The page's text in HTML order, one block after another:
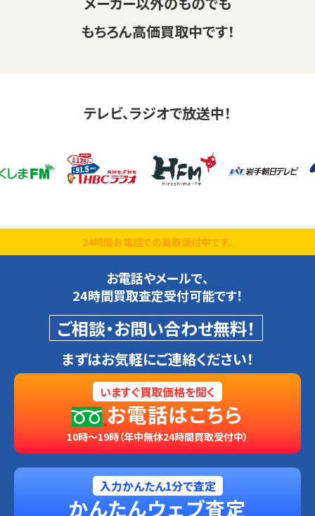
もちろん高価買取中です！
テレビ、ラジオで放送中！
24時間お電話での買取受付中です。
お電話やメールで、
24時間買取査定受付可能です！
ご相談・お問い合わせ無料！
まずはお気軽にご連絡ください！
いますぐ買取価格を聞く
お電話はこちら
10時～19時（年中無休24時間買取受付中）
入力かんたん1分で査定
かんたんウェブ査定